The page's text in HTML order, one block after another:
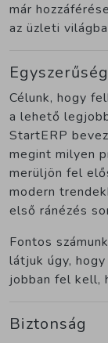
már
az üzleti
Egyszerűség
Célunk, hogy
a lehető
StartERP
megint milyen
merüljön fel
modern
első ránézés
Fontos
látjuk úgy,
jobban fel kell,
Biztonság